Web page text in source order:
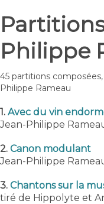
Philippe
45 partitions
Philippe Rameau
1. Avec du vin
Jean-Philippe
2. Canon modulant
Jean-Philippe
3. Chantons sur la
tiré de Hippolyte et